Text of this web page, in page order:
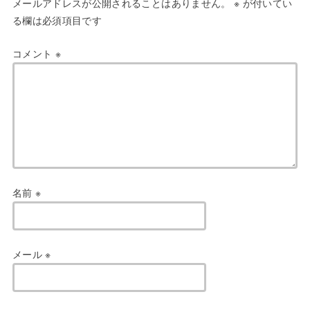
メールアドレスが公開されることはありません。 ※ が付いてい
る欄は必須項目です
コメント ※
名前 ※
メール※